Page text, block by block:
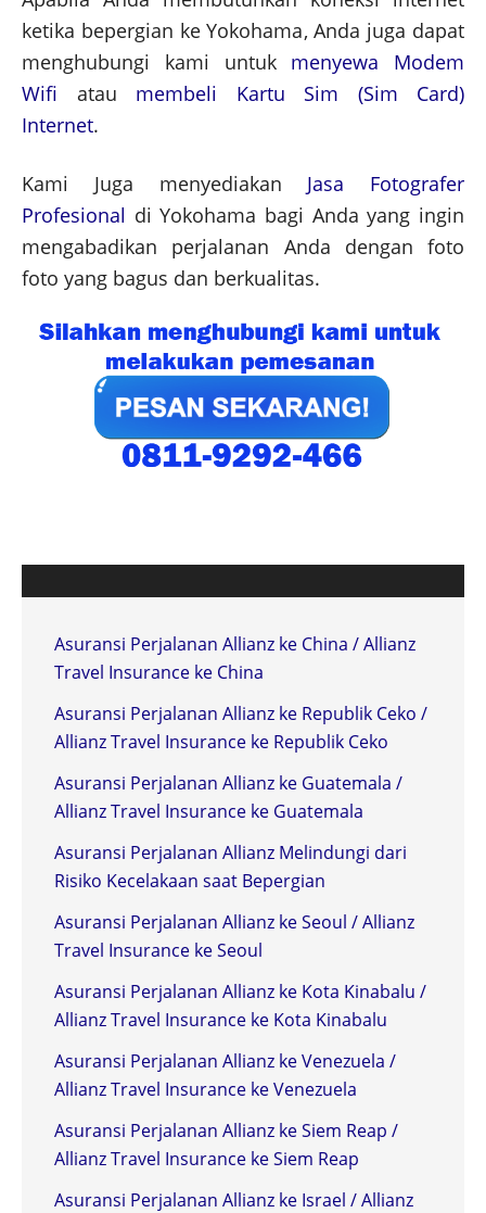
ketika bepergian ke Yokohama, Anda juga dapat
menghubungi kami untuk menyewa Modem
Wifi atau membeli Kartu Sim (Sim Card)
Internet.
Kami Juga menyediakan Jasa Fotografer
Profesional di Yokohama bagi Anda yang ingin
mengabadikan perjalanan Anda dengan foto
foto yang bagus dan berkualitas.
Asuransi Perjalanan Allianz ke China / Allianz
Travel Insurance ke China
Asuransi Perjalanan Allianz ke Republik Ceko /
Allianz Travel Insurance ke Republik Ceko
Asuransi Perjalanan Allianz ke Guatemala /
Allianz Travel Insurance ke Guatemala
Asuransi Perjalanan Allianz Melindungi dari
Risiko Kecelakaan saat Bepergian
Asuransi Perjalanan Allianz ke Seoul / Allianz
Travel Insurance ke Seoul
Asuransi Perjalanan Allianz ke Kota Kinabalu /
Allianz Travel Insurance ke Kota Kinabalu
Asuransi Perjalanan Allianz ke Venezuela /
Allianz Travel Insurance ke Venezuela
Asuransi Perjalanan Allianz ke Siem Reap /
Allianz Travel Insurance ke Siem Reap
Asuransi Perjalanan Allianz ke Israel / Allianz